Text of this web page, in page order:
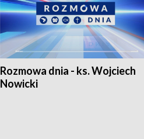
Rozmowa dnia - ks. Wojciech
Nowicki